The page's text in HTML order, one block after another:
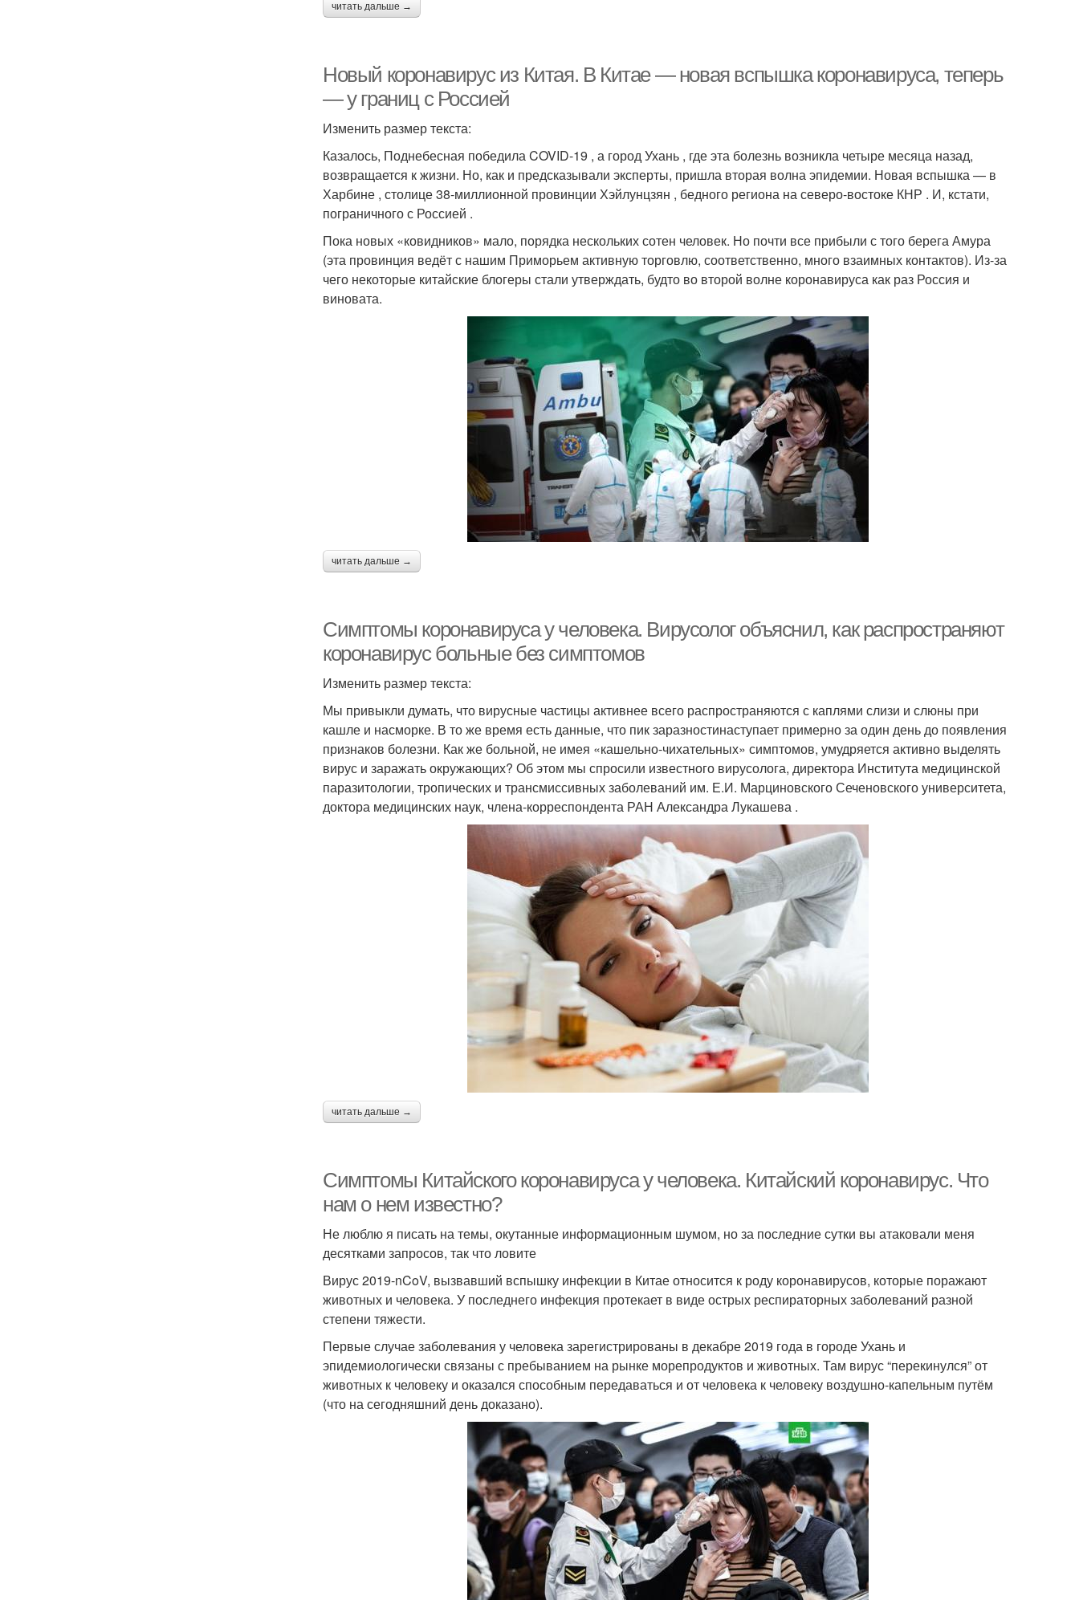
читать дальше →
Новый коронавирус из Китая. В Китае — новая вспышка коронавируса, теперь
— у границ с Россией
Изменить размер текста:
Казалось, Поднебесная победила COVID-19 , а город Ухань , где эта болезнь возникла четыре месяца назад,
возвращается к жизни. Но, как и предсказывали эксперты, пришла вторая волна эпидемии. Новая вспышка — в
Харбине , столице 38-миллионной провинции Хэйлунцзян , бедного региона на северо-востоке КНР . И, кстати,
пограничного с Россией .
Пока новых «ковидников» мало, порядка нескольких сотен человек. Но почти все прибыли с того берега Амура
(эта провинция ведёт с нашим Приморьем активную торговлю, соответственно, много взаимных контактов). Из-за
чего некоторые китайские блогеры стали утверждать, будто во второй волне коронавируса как раз Россия и
виновата.
читать дальше →
Симптомы коронавируса у человека. Вирусолог объяснил, как распространяют
коронавирус больные без симптомов
Изменить размер текста:
Мы привыкли думать, что вирусные частицы активнее всего распространяются с каплями слизи и слюны при
кашле и насморке. В то же время есть данные, что пик заразностинаступает примерно за один день до появления
признаков болезни. Как же больной, не имея «кашельно-чихательных» симптомов, умудряется активно выделять
вирус и заражать окружающих? Об этом мы спросили известного вирусолога, директора Института медицинской
паразитологии, тропических и трансмиссивных заболеваний им. Е.И. Марциновского Сеченовского университета,
доктора медицинских наук, члена-корреспондента РАН Александра Лукашева .
читать дальше →
Симптомы Китайского коронавируса у человека. Китайский коронавирус. Что
нам о нем известно?
Не люблю я писать на темы, окутанные информационным шумом, но за последние сутки вы атаковали меня
десятками запросов, так что ловите
Вирус 2019-nCoV, вызвавший вспышку инфекции в Китае относится к роду коронавирусов, которые поражают
животных и человека. У последнего инфекция протекает в виде острых респираторных заболеваний разной
степени тяжести.
Первые случае заболевания у человека зарегистрированы в декабре 2019 года в городе Ухань и
эпидемиологически связаны с пребыванием на рынке морепродуктов и животных. Там вирус “перекинулся” от
животных к человеку и оказался способным передаваться и от человека к человеку воздушно-капельным путём
(что на сегодняшний день доказано).